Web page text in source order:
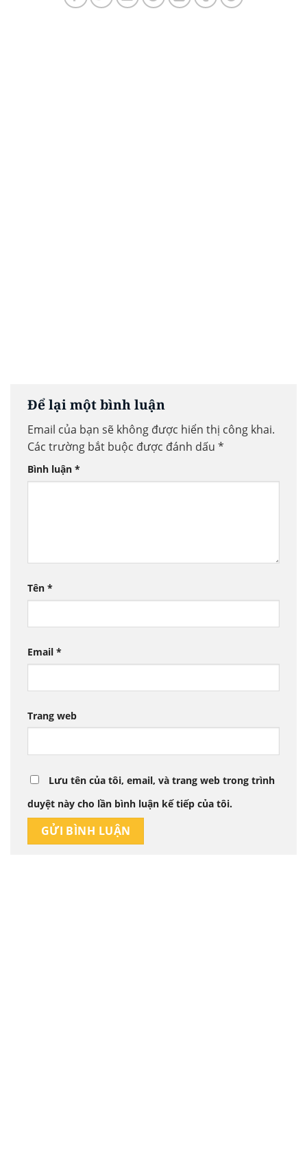
Để lại một bình luận
Email của bạn sẽ không được hiển thị công khai.
Các trường bắt buộc được đánh dấu *
Bình luận *
Tên *
Email *
Trang web
Lưu tên của tôi, email, và trang web trong trình
duyệt này cho lần bình luận kế tiếp của tôi.